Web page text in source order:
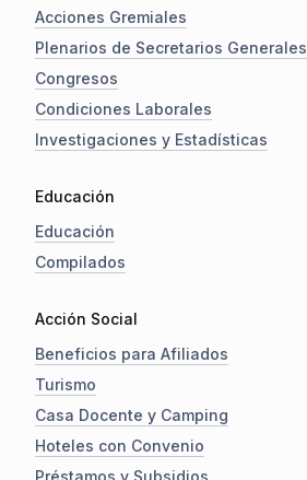
Acciones Gremiales
Plenarios de Secretarios Generales
Congresos
Condiciones Laborales
Investigaciones y Estadísticas
Educación
Educación
Compilados
Acción Social
Beneficios para Afiliados
Turismo
Casa Docente y Camping
Hoteles con Convenio
Préstamos y Subsidios